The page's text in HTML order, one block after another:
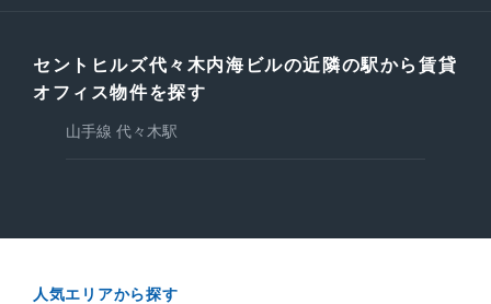
セントヒルズ代々木内海ビルの近隣の駅から賃貸
オフィス物件を探す
山手線 代々木駅
人気エリアから探す